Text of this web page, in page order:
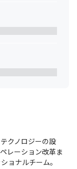
クノロジーの設
レーション改革ま
ョナルチーム。